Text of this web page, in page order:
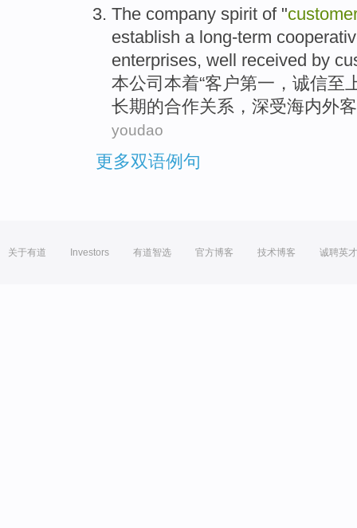
The company spirit of"
establish a long-term
enterprises, well received by
本公司 本着“客户第一 ， 诚信至
长期的合作关系 ， 深受海内外
youdao
更多双语例句
关于有道 Investors 有道智选 官方博客 技术博客 诚聘英才